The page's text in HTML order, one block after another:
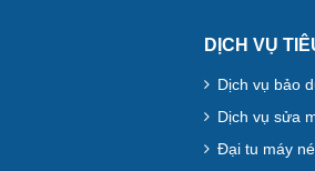
DỊCH VỤ
Dịch vụ bảo
Dịch vụ sửa
Đại tu máy